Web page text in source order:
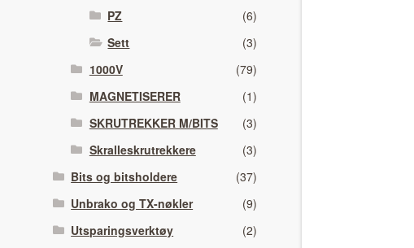
PZ
(6)
Sett
(3)
1000V
(79)
MAGNETISERER
(1)
SKRUTREKKER M/BITS
(3)
Skralleskrutrekkere
(3)
Bits og bitsholdere
(37)
Unbrako og TX-nøkler
(9)
Utsparingsverktøy
(2)